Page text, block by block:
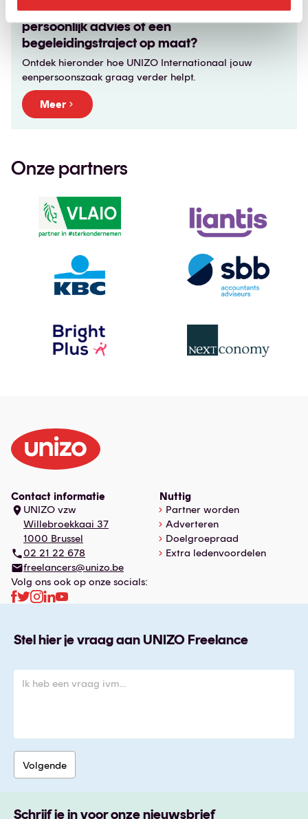
Zoek je een opleiding, het juiste netwerk,
persoonlijk advies of een
begeleidingstraject op maat?
Ontdek hieronder hoe UNIZO Internationaal jouw
eenpersoonszaak graag verder helpt.
Meer
Onze partners
Contact informatie
UNIZO vzw
Willebroekkaai 37
1000 Brussel
02 21 22 678
freelancers@unizo.be
Volg ons ook op onze socials:
Nuttig
Partner worden
Adverteren
Doelgroepraad
Extra ledenvoordelen
Stel hier je vraag aan UNIZO Freelance
Schrijf je in voor onze nieuwsbrief